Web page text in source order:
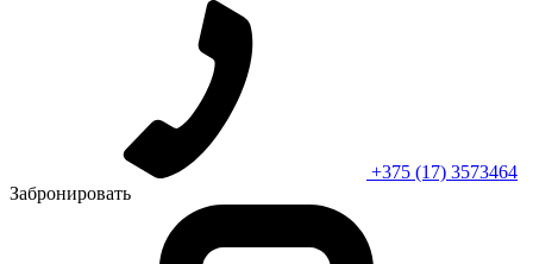
+375 (17) 3573464
Забронировать